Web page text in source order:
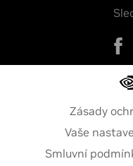
Zásady
Vaše
Smluvní